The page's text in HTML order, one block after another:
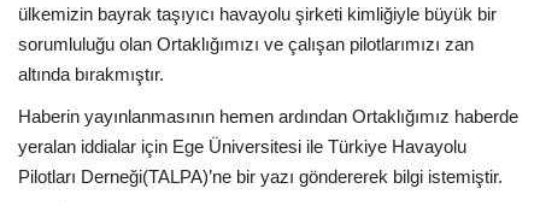
Lezzet Durakları
Röportajlar
Gezi - Yorum
ülkemizin bayrak taşıyıcı havayolu şirketi kimliğiyle büyük bir
sorumluluğu olan Ortaklığımızı ve çalışan pilotlarımızı zan
altında bırakmıştır.
Haberin yayınlanmasının hemen ardından Ortaklığımız haberde
yeralan iddialar için Ege Üniversitesi ile Türkiye Havayolu
Pilotları Derneği(TALPA)’ne bir yazı göndererek bilgi istemiştir.